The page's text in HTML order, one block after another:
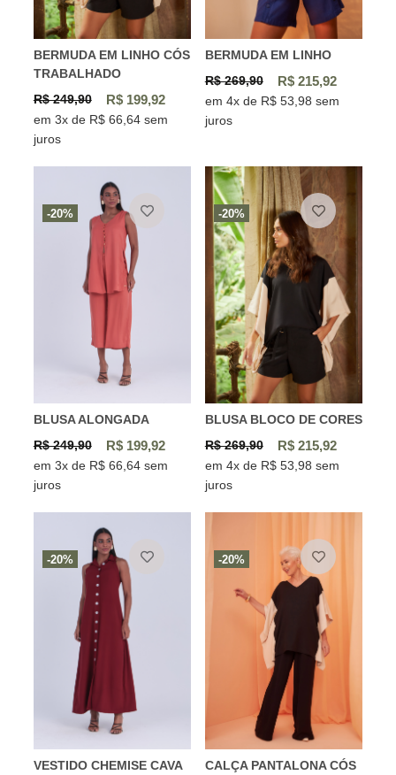
BERMUDA EM LINHO CÓS
TRABALHADO
R$ 249,90
R$ 199,92
em 3x de R$ 66,64 sem
juros
BERMUDA EM LINHO
R$ 269,90
R$ 215,92
em 4x de R$ 53,98 sem
juros
-20%
BLUSA ALONGADA
R$ 249,90
R$ 199,92
em 3x de R$ 66,64 sem
juros
-20%
BLUSA BLOCO DE CORES
R$ 269,90
R$ 215,92
em 4x de R$ 53,98 sem
juros
-20%
VESTIDO CHEMISE CAVA
-20%
CALÇA PANTALONA CÓS